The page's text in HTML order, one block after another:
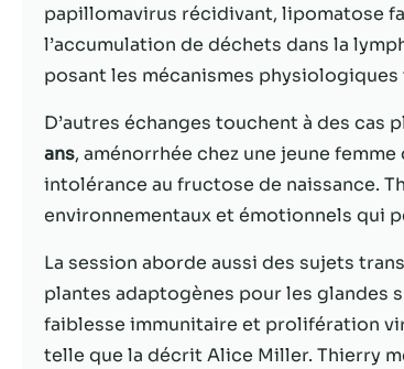
papillomavirus récidivant, lipomatose
l’accumulation de déchets dans la
posant les mécanismes physiologiques
D’autres échanges touchent à des cas
ans, aménorrhée chez une jeune
intolérance au fructose de naissance.
environnementaux et émotionnels qui
La session aborde aussi des sujets
plantes adaptogènes pour les glandes
faiblesse immunitaire et prolifération
telle que la décrit Alice Miller. Thierry